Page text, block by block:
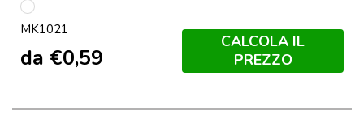
S/C
MK1021
da €0,59
CALCOLA IL
PREZZO